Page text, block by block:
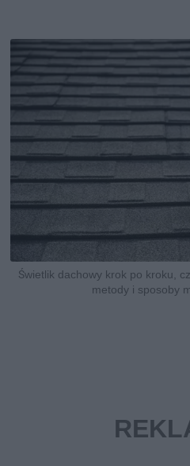
Świetlik dachowy krok po kroku,
metody i sposoby